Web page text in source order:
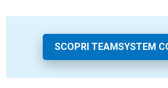
SCOPRI TEAMSYSTEM